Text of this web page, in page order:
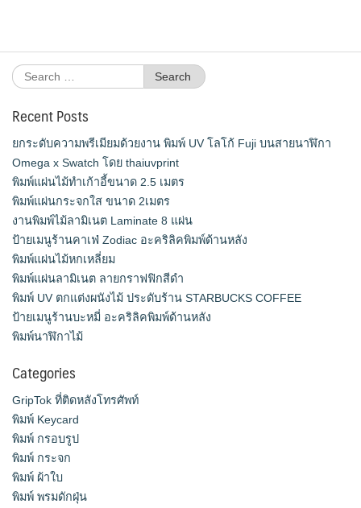
Search
for:
Recent Posts
ยกระดับความพรีเมียมด้วยงาน พิมพ์ UV โลโก้ Fuji บนสายนาฬิกา
Omega x Swatch โดย thaiuvprint
พิมพ์แผ่นไม้ทำเก้าอี้ขนาด 2.5 เมตร
พิมพ์แผ่นกระจกใส ขนาด 2เมตร
งานพิมพ์ไม้ลามิเนต Laminate 8 แผ่น
ป้ายเมนูร้านคาเฟ่ Zodiac อะคริลิคพิมพ์ด้านหลัง
พิมพ์แผ่นไม้หกเหลี่ยม
พิมพ์แผ่นลามิเนต ลายกราฟฟิกสีดำ
พิมพ์ UV ตกแต่งผนังไม้ ประดับร้าน STARBUCKS COFFEE
ป้ายเมนูร้านบะหมี่ อะคริลิคพิมพ์ด้านหลัง
พิมพ์นาฬิกาไม้
Categories
GripTok ที่ติดหลังโทรศัพท์
พิมพ์ Keycard
พิมพ์ กรอบรูป
พิมพ์ กระจก
พิมพ์ ผ้าใบ
พิมพ์ พรมดักฝุ่น